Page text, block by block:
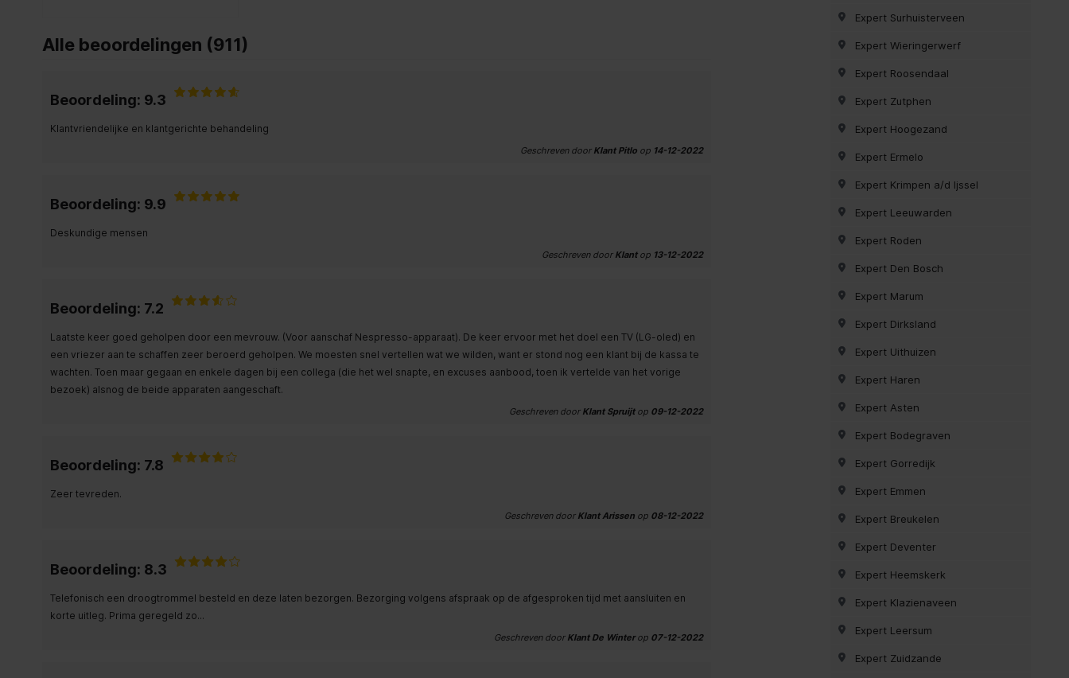
Alle beoordelingen (911)
Beoordeling: 9.3
Klantvriendelijke en klantgerichte behandeling
Geschreven door Klant Pitlo op 14-12-2022
Beoordeling: 9.9
Deskundige mensen
Geschreven door Klantop 13-12-2022
Beoordeling: 7.2
Laatste keer goed geholpen door een mevrouw. (Voor aanschaf Nespresso-apparaat). De keer ervoor met het doel een TV (LG-oled) en
een vriezer aan te schaffen zeer beroerd geholpen. We moesten snel vertellen wat we wilden, want er stond nog een klant bij de kassa te
wachten. Toen maar gegaan en enkele dagen bij een collega (die het wel snapte, en excuses aanbood, toen ik vertelde van het vorige
bezoek) alsnog de beide apparaten aangeschaft.
Geschreven door Klant Spruijtop 09-12-2022
Beoordeling: 7.8
Zeer tevreden.
Geschreven door Klant Arissen op 08-12-2022
Beoordeling: 8.3
Telefonisch een droogtrommel besteld en deze laten bezorgen. Bezorging volgens afspraak op de afgesproken tijd met aansluiten en
korte uitleg. Prima geregeld zo...
Geschreven door Klant De Winterop 07-12-2022
Expert Surhuisterveen
Expert Wieringerwerf
Expert Roosendaal
Expert Zutphen
Expert Hoogezand
Expert Ermelo
Expert Krimpen a/d Ijssel
Expert Leeuwarden
Expert Roden
Expert Den Bosch
Expert Marum
Expert Dirksland
Expert Uithuizen
Expert Haren
Expert Asten
Expert Bodegraven
Expert Gorredijk
Expert Emmen
Expert Breukelen
Expert Deventer
Expert Heemskerk
Expert Klazienaveen
Expert Leersum
Expert Zuidzande